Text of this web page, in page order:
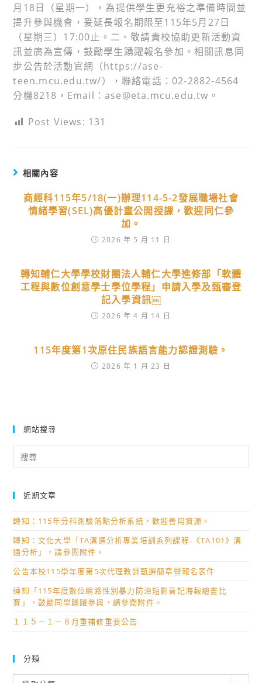
月18日（星期一），為提供學生更充裕之準備時間並
提升參與機會，爰延長報名期限至115年5月27日
（星期三）17:00止。二、敬請貴校協助更新活動資
訊並廣為宣傳，鼓勵學生踴躍報名參加。相關訊息同
步公告於活動官網（https://ase-
teen.mcu.edu.tw/），聯絡電話：02-2882-4564
分機8218，Email：ase@eta.mcu.edu.tw。
Post Views: 131
相關內容
商經科115年5/18(一)辦理114-5-2發展職場社會
情緒學習(SEL)高優計畫公開授課，歡迎同仁參
加。
2026 年 5 月 11 日
轉知輔仁大學學校財團法人輔仁大學進修部「軟體
工程與數位創意學士學位學程」申請入學及甄審登
記入學資訊￼
2026 年 4 月 14 日
115年度第1次原住民族語言能力認證測驗。
2026 年 1 月 23 日
網站搜尋
for:
近期文章
轉知：115年分科測驗落點分析系統，歡迎善用資源。
轉知：文化大學「TA溝通分析專業培訓系列課程-《TA101》溝
通分析」，請參閱附件。
公告本校115學年度第5次代理教師甄選簡章暨報名表件
轉知「115年度數位網路性別暴力防治短影音記海報繪畫比
賽」，鼓勵同學踴躍參與，請參閱附件。
１１５－１－８月重補修重要公告
分類